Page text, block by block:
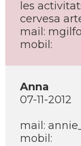
les
cervesa
mail:
mobil:
Anna
07-11-2012
mail:
mobil: